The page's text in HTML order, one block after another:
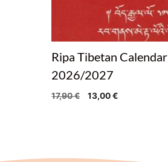
Ripa Tibetan Calendar
2026/2027
17,90€
Ursprünglicher
13,00€Aktueller